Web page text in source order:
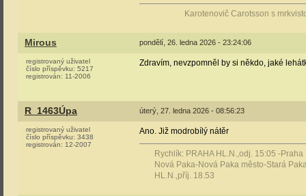
Karotenovič Carotsson s
Mirous pondělí, 26. ledna 2026 - 23:24:06
registrovaný uživatel
číslo příspěvku: 5217
registrován: 11-2006
Zdravím, nevzpomněl by si někdo, jaké
R_1463Úpa úterý, 27. ledna 2026 - 08:56:23
registrovaný uživatel
číslo příspěvku: 3438
registrován: 12-2007
Ano. Již modrobílý nátěr
Rychlík: PRAHA HL.N.,odj. 15:05 -
Nová Paka-Nová Paka město-Stará
HL.N.,příj. 18.53